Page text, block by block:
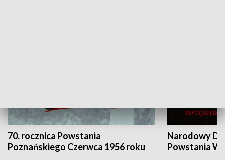
70. rocznica Powstania
Poznańskiego Czerwca 1956 roku
Narodowy
Powstania